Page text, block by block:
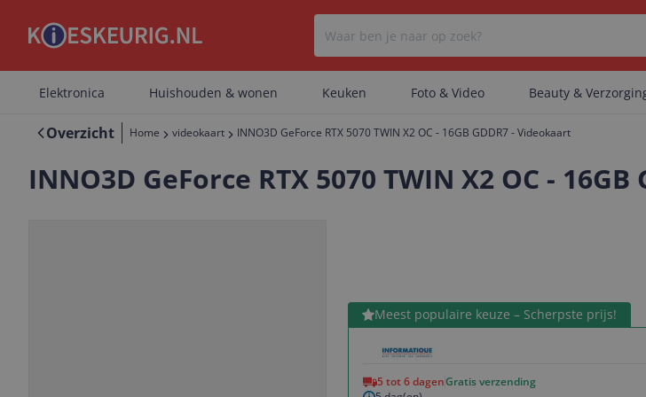
Er zijn geen artikelen
Elektronica Huishouden & wonen Keuken Foto & Video Beauty &
Overzicht Home videokaart INNO3D GeForce RTX 5070 TWIN X2 OC - 16GB GDDR7 - Videokaart
INNO3D GeForce RTX 5070 TWIN X2 OC -
Meest populaire keuze – Scherpste prijs!
5 tot 6 dagenGratis verzending
Bekijk product